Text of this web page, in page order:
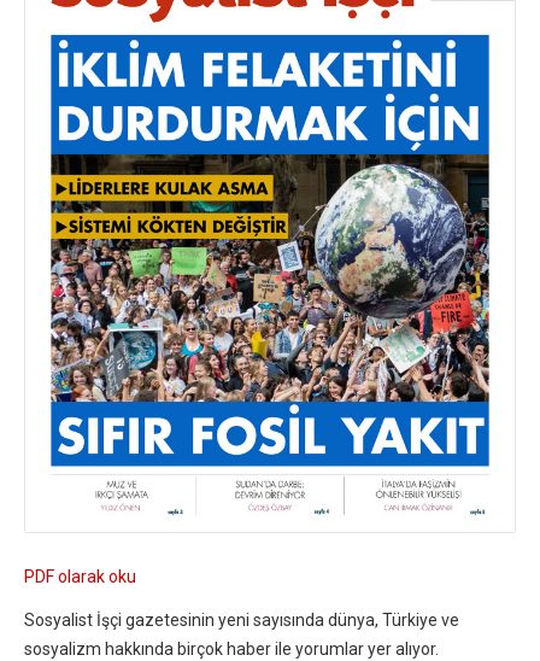
PDF olarak oku
Sosyalist İşçi gazetesinin yeni sayısında dünya, Türkiye ve
sosyalizm hakkında birçok haber ile yorumlar yer alıyor.